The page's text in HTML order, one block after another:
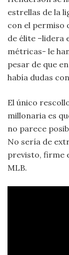
estrellas de la
con el permiso
de élite –lidera
métricas- le
pesar de que
había dudas
El único
millonaria es
no parece
No sería de
previsto, firme
MLB.